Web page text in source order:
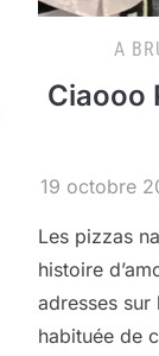
A
Ciaooo
19 octobre
Les pizzas
histoire
adresses sur
habituée de